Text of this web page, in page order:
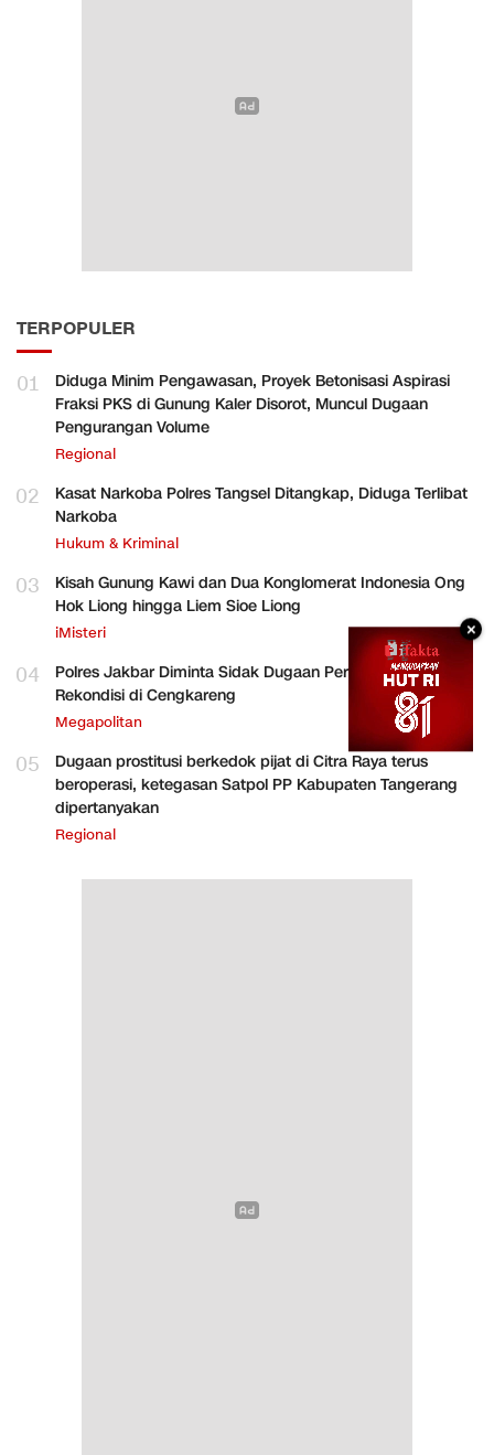
TERPOPULER
01
Diduga Minim Pengawasan, Proyek Betonisasi Aspirasi
Fraksi PKS di Gunung Kaler Disorot, Muncul Dugaan
Pengurangan Volume
Regional
02
Kasat Narkoba Polres Tangsel Ditangkap, Diduga Terlibat
Narkoba
Hukum & Kriminal
03
Kisah Gunung Kawi dan Dua Konglomerat Indonesia Ong
Hok Liong hingga Liem Sioe Liong
iMisteri
04
Polres Jakbar Diminta Sidak Dugaan Perakitan HP
Rekondisi di Cengkareng
Megapolitan
05
Dugaan prostitusi berkedok pijat di Citra Raya terus
beroperasi, ketegasan Satpol PP Kabupaten Tangerang
dipertanyakan
Regional
×